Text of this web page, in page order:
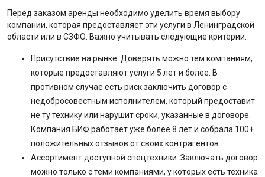
Перед заказом аренды необходимо уделить время выбору
компании, которая предоставляет эти услуги в Ленинградской
области или в СЗФО. Важно учитывать следующие критерии:
Присутствие на рынке. Доверять можно тем компаниям,
которые предоставляют услуги 5 лет и более. В
противном случае есть риск заключить договор с
недобросовестным исполнителем, который предоставит
не ту технику или нарушит сроки, указанные в договоре.
Компания БИФ работает уже более 8 лет и собрала 100+
положительных отзывов от своих контрагентов.
Ассортимент доступной спецтехники. Заключать договор
можно только с теми компаниями, у которых есть техника